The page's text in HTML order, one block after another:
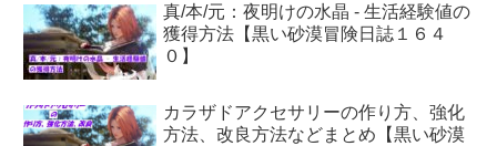
真/本/元：夜明けの水晶 - 生活経験値の
獲得方法【黒い砂漠冒険日誌１６４
０】
カラザドアクセサリーの作り方、強化
方法、改良方法などまとめ【黒い砂漠